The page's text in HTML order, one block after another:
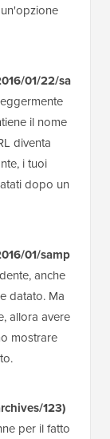
01/22/sa
il nome
diventa
i tuoi
dopo un
01/samp
anche
datato. Ma
allora avere
mostrare
123)
per il fatto